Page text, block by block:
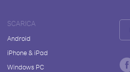
SCARICA
Android
iPhone & iPad
Windows PC